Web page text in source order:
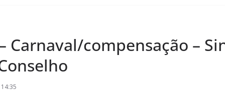
– Carnaval/compensação –